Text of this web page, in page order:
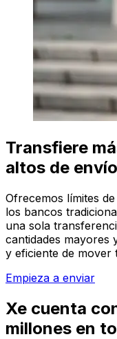
Transfiere
altos de
Ofrecemos límites
los bancos
una sola
cantidades mayores
y eficiente de mover
Empieza a enviar
Xe cuenta
millones en